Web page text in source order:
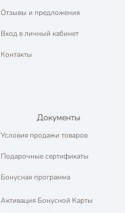
Отзывы и предложения
Вход в личный кабинет
Контакты
Документы
Условия продажи товаров
Подарочные сертификаты
Бонусная программа
Активация Бонусной Карты